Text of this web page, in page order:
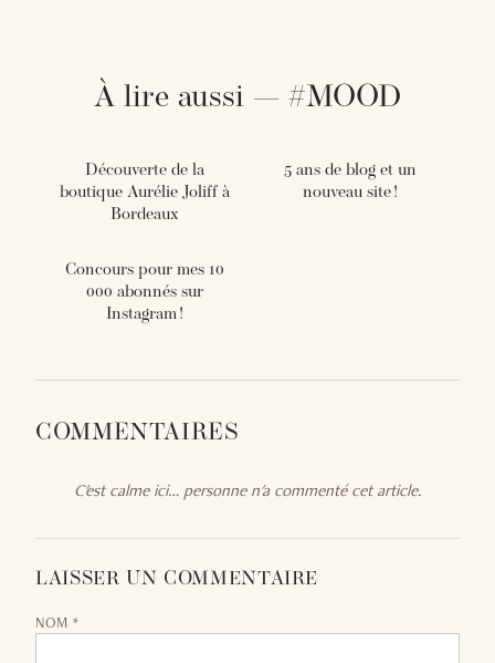
À lire aussi — #MOOD
Découverte de la
boutique Aurélie Joliff à
Bordeaux
5 ans de blog et un
nouveau site !
Concours pour mes 10
000 abonnés sur
Instagram !
COMMENTAIRES
C'est calme ici… personne n'a commenté cet article.
LAISSER UN COMMENTAIRE
NOM *